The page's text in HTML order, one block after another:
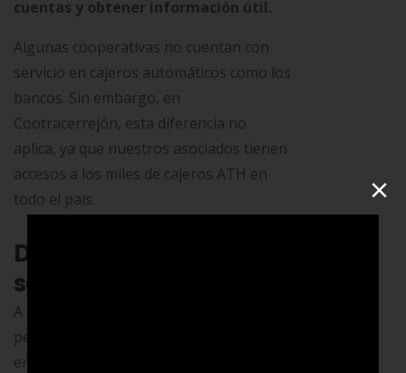
cuentas y obtener información útil.
Algunas cooperativas no cuentan con
servicio en cajeros automáticos como los
bancos. Sin embargo, en
Cootracerrejón, esta diferencia no
aplica, ya que nuestros asociados tienen
accesos a los miles de cajeros ATH en
todo el país.
Diferencias en el
servicio al cliente
A diferencia de los bancos, donde las
personas de servicio al cliente están
entrenadas para atender muchas
×